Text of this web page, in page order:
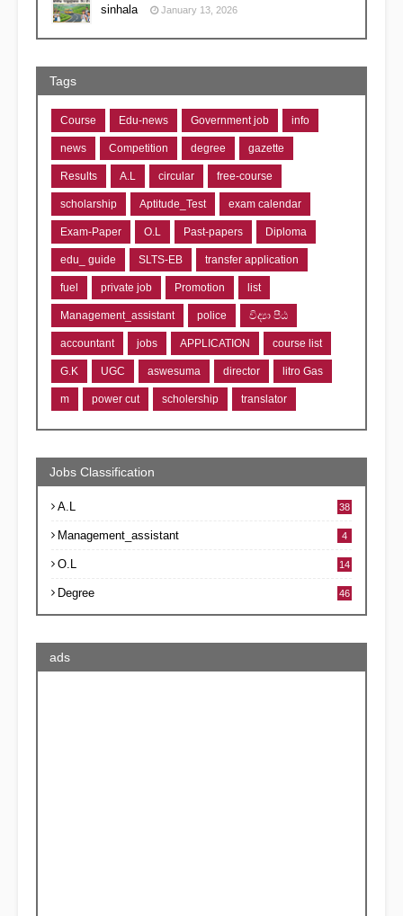
sinhala
January 13, 2026
Tags
Course Edu-news Government job info
news Competition degree gazette
Results A.L circular free-course
scholarship Aptitude_Test exam calendar
Exam-Paper O.L Past-papers Diploma
edu_ guide SLTS-EB transfer application
fuel private job Promotion list
Management_assistant police විද්‍යා පීඨ
accountant jobs APPLICATION course list
G.K UGC aswesuma director litro Gas
m power cut scholership translator
Jobs Classification
A.L 38
Management_assistant 4
O.L 14
Degree 46
ads